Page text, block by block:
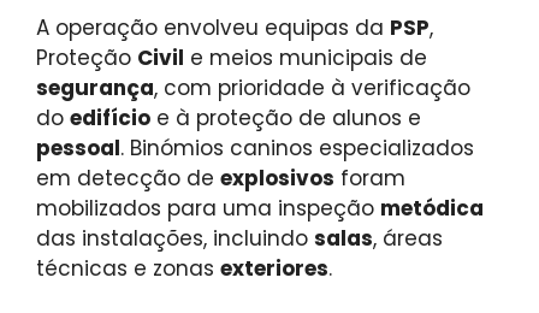
A operação envolveu equipas da PSP,
Proteção Civil e meios municipais de
segurança, com prioridade à verificação
do edifício e à proteção de alunos e
pessoal. Binómios caninos especializados
em detecção de explosivos foram
mobilizados para uma inspeção metódica
das instalações, incluindo salas, áreas
técnicas e zonas exteriores.